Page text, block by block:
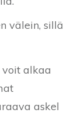
välein, sillä
voit alkaa
askel